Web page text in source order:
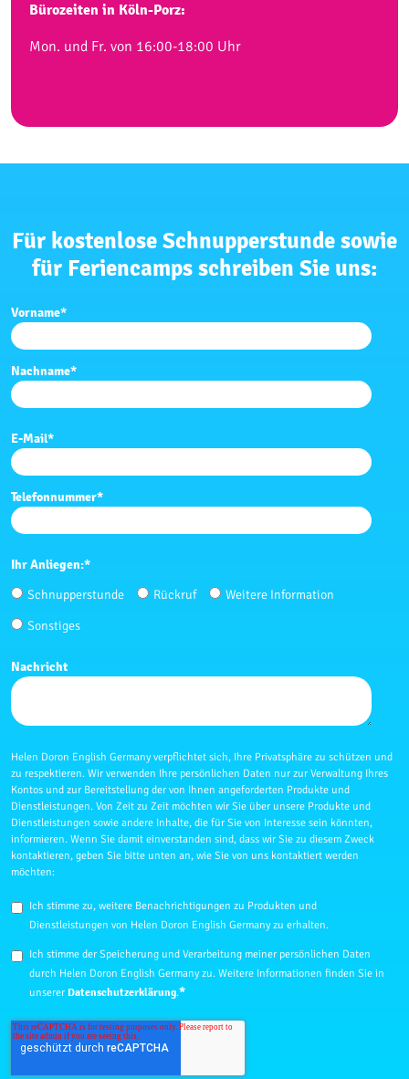
Bürozeiten in Köln-Porz:
Mon. und Fr. von 16:00-18:00 Uhr
Für kostenlose Schnupperstunde sowie
für Feriencamps schreiben Sie uns:
Vorname*
Nachname*
E-Mail*
Telefonnummer*
Ihr Anliegen:*
Schnupperstunde Rückruf
Weitere Information
Sonstiges
Nachricht
Helen Doron English Germany verpflichtet sich, Ihre Privatsphäre zu schützen und
zu respektieren. Wir verwenden Ihre persönlichen Daten nur zur Verwaltung Ihres
Kontos und zur Bereitstellung der von Ihnen angeforderten Produkte und
Dienstleistungen. Von Zeit zu Zeit möchten wir Sie über unsere Produkte und
Dienstleistungen sowie andere Inhalte, die für Sie von Interesse sein könnten,
informieren. Wenn Sie damit einverstanden sind, dass wir Sie zu diesem Zweck
kontaktieren, geben Sie bitte unten an, wie Sie von uns kontaktiert werden
möchten:
Ich stimme zu, weitere Benachrichtigungen zu Produkten und
Dienstleistungen von Helen Doron English Germany zu erhalten.
Ich stimme der Speicherung und Verarbeitung meiner persönlichen Daten
durch Helen Doron English Germany zu. Weitere Informationen finden Sie in
unserer Datenschutzerklärung.*